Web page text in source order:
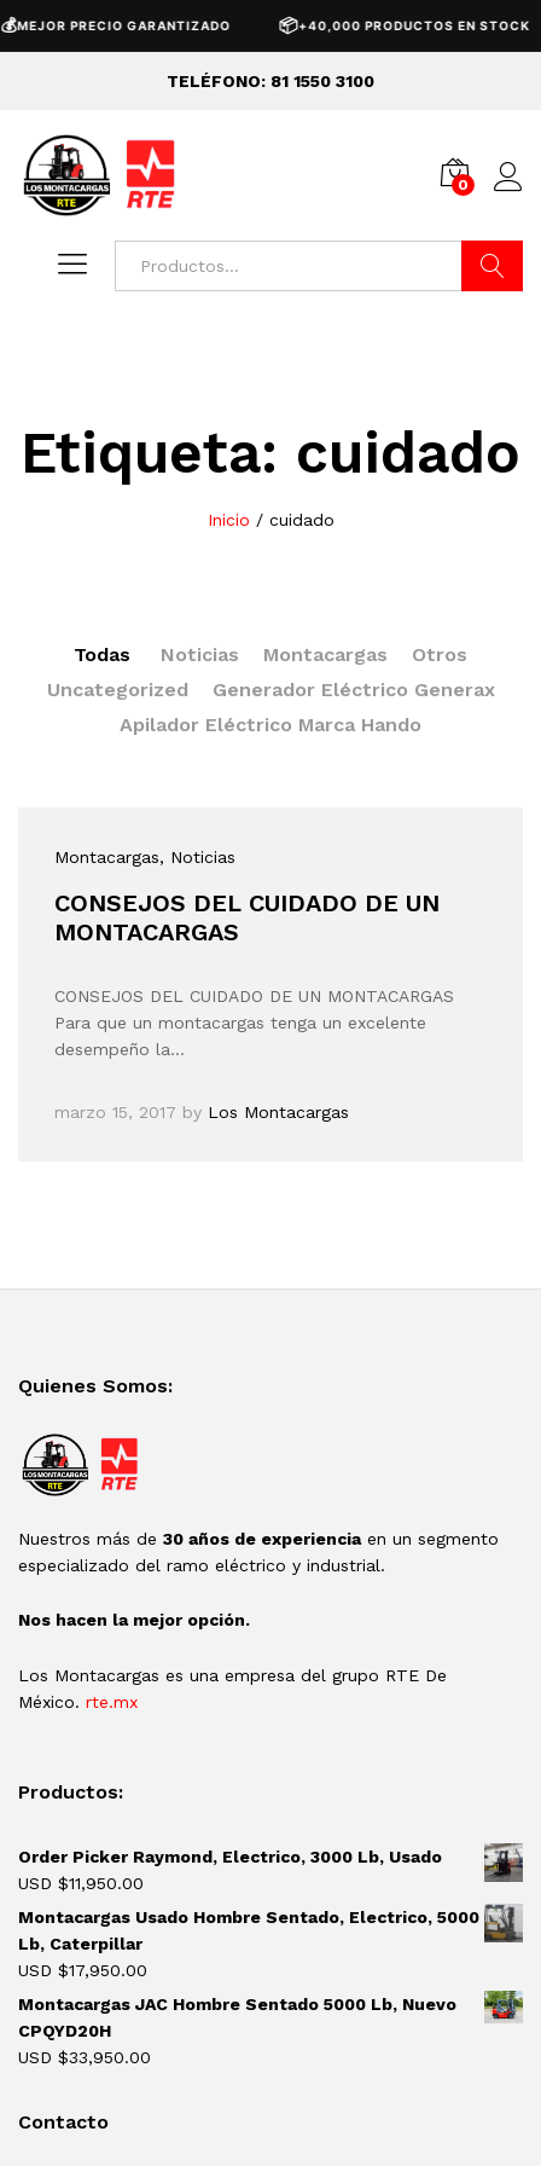
MEJOR PRECIO GARANTIZADO 📦+40,000 PRODUCTOS EN STOCK
TELÉFONO: 81 1550 3100
0
Etiqueta: cuidado
Inicio / cuidado
Todas Noticias Montacargas
Otros
Uncategorized
Generador Eléctrico Generax
Apilador Eléctrico Marca Hando
Montacargas, Noticias
CONSEJOS DEL CUIDADO DE UN
MONTACARGAS
CONSEJOS DEL CUIDADO DE UN MONTACARGAS
Para que un montacargas tenga un excelente
desempeño la…
marzo 15, 2017 by Los Montacargas
Quienes Somos:
Nuestros más de 30 años de experienciaen un segmento
especializado del ramo eléctrico y industrial.
Nos hacen la mejor opción.
Los Montacargas es una empresa del grupo RTE De
México. rte.mx
Productos:
Order Picker Raymond, Electrico, 3000 Lb, Usado
USD $11,950.00
Montacargas Usado Hombre Sentado, Electrico, 5000
Lb, Caterpillar
USD $17,950.00
Montacargas JAC Hombre Sentado 5000 Lb, Nuevo
CPQYD20H
USD $33,950.00
Contacto